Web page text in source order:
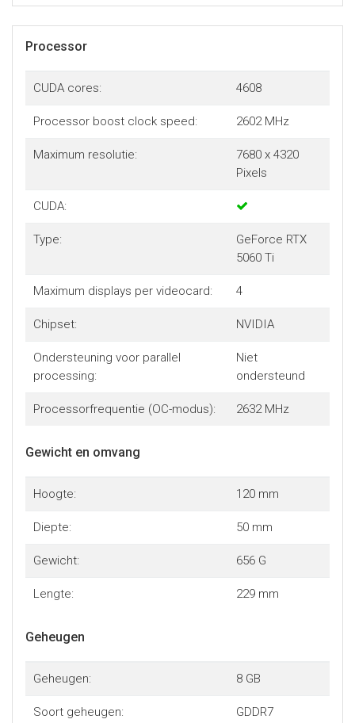
te halen. Controleer goed of je voeding, behuizing en
NVIDIA-kaart met compacte bouw, actuele
een sterke keuze.
Processor
CUDA cores: 4608
Processor boost clock speed: 2602 MHz
Maximum resolutie:
7680 x 4320
Pixels
CUDA:
Type:
GeForce RTX
5060 Ti
Maximum displays per videocard: 4
Chipset: NVIDIA
Ondersteuning voor parallel
processing:
Niet
ondersteund
Processorfrequentie (OC-modus): 2632 MHz
Gewicht en omvang
Hoogte: 120 mm
Diepte: 50 mm
Gewicht: 656 G
Lengte: 229 mm
Geheugen
Geheugen: 8 GB
Soort geheugen: GDDR7